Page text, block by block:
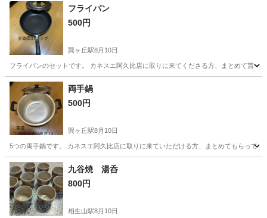
愛知 名古屋市 平安通駅
フライパン
500円
巽ヶ丘駅8月10日
フライパンのセットです。 カネスエ阿久比店に取りに来てくださる方、まとめて貰っ
愛知 知多市 巽ヶ丘駅
両手鍋
500円
巽ヶ丘駅8月10日
5つの両手鍋です。 カネスエ阿久比店に取りに来ていただける方、まとめてもらってく
愛知 知多市 巽ヶ丘駅
九谷焼 湯呑
800円
相生山駅8月10日